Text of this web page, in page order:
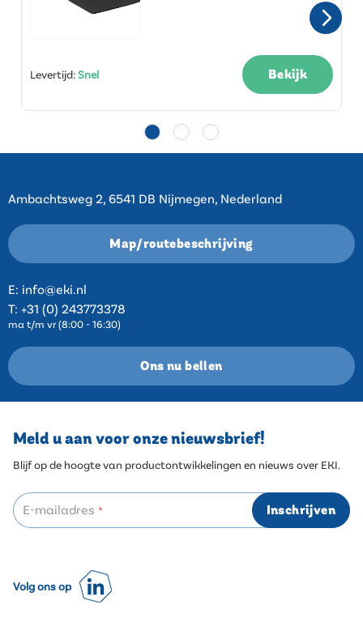
Levertijd:Snel Bekijk
Ambachtsweg 2, 6541 DB Nijmegen, Nederland
Map/routebeschrijving
E: info@eki.nl
T: +31 (0) 243773378
ma t/m vr (8:00 - 16:30)
Ons nu bellen
Meld u aan voor onze nieuwsbrief!
Blijf op de hoogte van productontwikkelingen en nieuws over EKI.
E-mailadres * Inschrijven
Volg ons op